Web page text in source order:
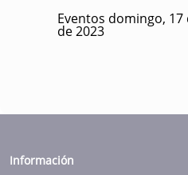
Eventos domingo,
de 2023
Información